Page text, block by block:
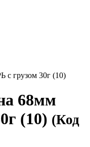
грузом 30г (10)
68мм
(10) (Код